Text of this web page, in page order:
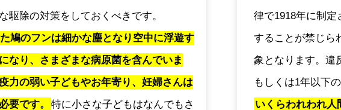
駆除の対策をしておくべきです。
鳩のフンは細かな塵となり空中に浮遊す
なり、さまざまな病原菌を含んでいま
力の弱い子どもやお年寄り、妊婦さんは
要です。
特に小さな子どもはなんでもさ
律で1918年に制
することが禁じら
象となります。違
もしくは1年以下
いくらわれわれ人